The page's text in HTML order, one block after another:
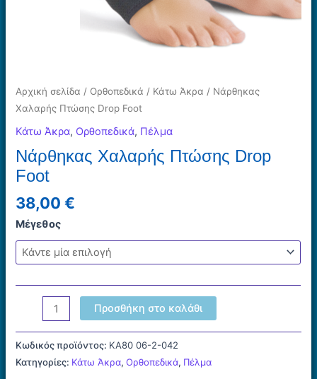
Αρχική σελίδα / Ορθοπεδικά / Κάτω Άκρα / Νάρθηκας
Χαλαρής Πτώσης Drop Foot
Κάτω Άκρα, Ορθοπεδικά, Πέλμα
Νάρθηκας Χαλαρής Πτώσης Drop
Foot
38,00€
Μέγεθος
Νάρθηκας
Χαλαρής
Πτώσης
Foot
Προσθήκη στο καλάθι
Κωδικός προϊόντος: ΚΑ80 06-2-042
Κατηγορίες: Κάτω Άκρα,Ορθοπεδικά, Πέλμα